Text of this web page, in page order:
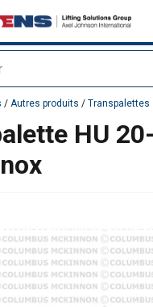
/ Autres produits / Transpalettes
HU